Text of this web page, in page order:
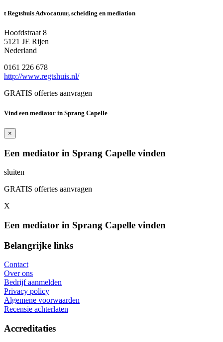
t Regtshuis Advocatuur, scheiding en mediation
Hoofdstraat 8
5121 JE Rijen
Nederland
0161 226 678
http://www.regtshuis.nl/
GRATIS offertes aanvragen
Vind een mediator in Sprang Capelle
×
Een mediator in Sprang Capelle vinden
sluiten
GRATIS offertes aanvragen
X
Een mediator in Sprang Capelle vinden
Belangrijke links
Contact
Over ons
Bedrijf aanmelden
Privacy policy
Algemene voorwaarden
Recensie achterlaten
Accreditaties